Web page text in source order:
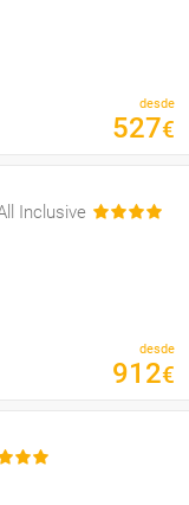
desde
527€
Inclusive
desde
912€